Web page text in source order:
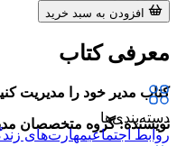
افزودن به سبد خرید
معرفی کتاب
کتاب مدیر خود را مدیریت
نویسنده: گروه متخصصان
دسته‌بندی‌ها
روابط اجتماعیمهارت‌های